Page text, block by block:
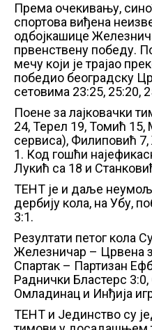
Према очекивању,
спортова виђена
одбојкашице
првенствену победу.
мечу који је трајао
победио београдску
сетовима 23:25, 25:20,
Поене за лајковачки
24, Терел 19, Томић 15,
сервиса), Филиповић
1. Код гошћи
Лукић са 18 и
ТЕНТ је и даље
дербију кола, на Убу,
3:1.
Резултати петог кола
Железничар – Црвена
Спартак – Партизан
Раднички Бластерс
Омладинац и Инђија
ТЕНТ и Јединство су